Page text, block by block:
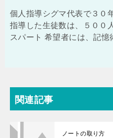
個人指導シグマ代表で３０
指導した生徒数は、５００
スパート 希望者には、記憶
関連記事
ノートの取り方